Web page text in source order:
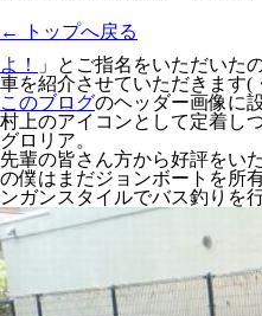
← トップへ戻る
よ！
」とご指名をいただいた
車を紹介させていただきます(
このブログのヘッダー画像に
村上のアイコンとして定着し
グロリア。
先輩の皆さん方から好評をい
の僕はまだジョンボートを所
ンガンスタイルでバス釣りを